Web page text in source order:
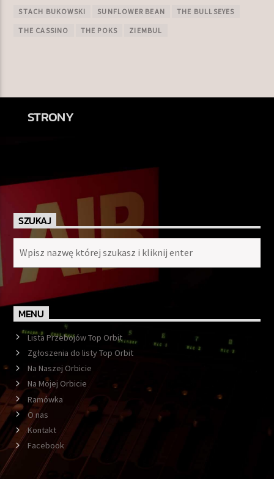
STACH BUKOWSKI SUNFLOWER BEAN THE BULLSEYES
THE CASSINO THE POKS ZIEMBUL
STRONY
SZUKAJ
MENU
Lista Przebojów Top Orbit
Zgłoszenia do listy Top Orbit
Na Naszej Orbicie
Na Mojej Orbicie
Ramówka
O nas
Kontakt
Facebook